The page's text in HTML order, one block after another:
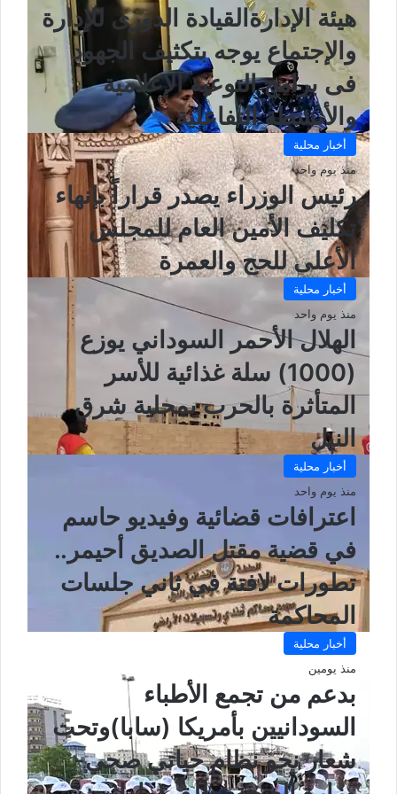
هيئة الإدارةالقيادة الدورى للإدارة
والإجتماع يوجه بتكثيف الجهود
فى برامج التوعية الإعلامية
والأنشطة التفاعلية
أخبار محلية
منذ يوم واحد
رئيس الوزراء يصدر قراراً بإنهاء
تكليف الأمين العام للمجلس
الأعلى للحج والعمرة
أخبار محلية
منذ يوم واحد
الهلال الأحمر السوداني يوزع
(1000) سلة غذائية للأسر
المتأثرة بالحرب بمحلية شرق
النيل
أخبار محلية
منذ يوم واحد
اعترافات قضائية وفيديو حاسم
في قضية مقتل الصديق أحيمر..
تطورات لافتة في ثاني جلسات
المحاكمة
أخبار محلية
منذ يومين
بدعم من تجمع الأطباء
السودانيين بأمريكا (سابا)وتحت
شعار نحو نظام حياتي صحي-